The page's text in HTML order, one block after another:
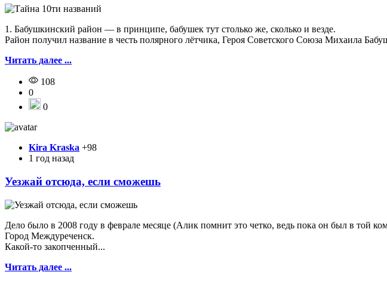
1. Бабушкинский район — в принципе, бабушек тут столько же, сколько и везде.
Район получил название в честь полярного лётчика, Героя Советского Союза Михаила
Читать далее ...
108
0
0
Kira Kraska +98
1 год назад
Уезжай отсюда, если сможешь
Дело было в 2008 году в феврале месяце (Алик помнит это четко, ведь пока он был в той
Город Междуреченск.
Какой-то закопченный...
Читать далее ...